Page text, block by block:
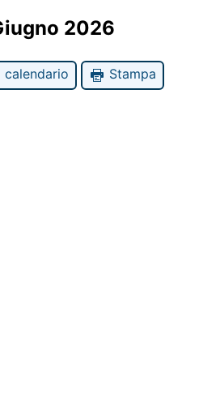
2026
calendario Stampa